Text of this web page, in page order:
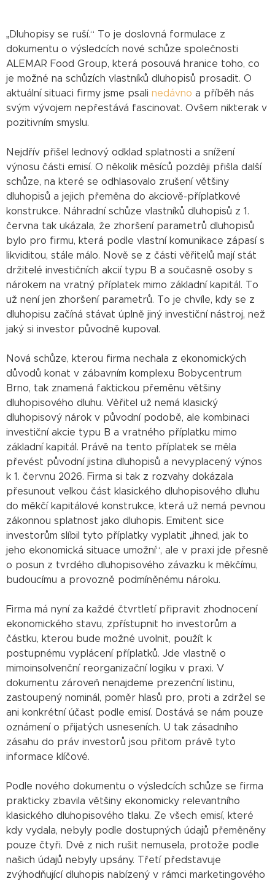
„Dluhopisy se ruší.“ To je doslovná formulace z
dokumentu o výsledcích nové schůze společnosti
ALEMAR Food Group, která posouvá hranice toho, co
je možné na schůzích vlastníků dluhopisů prosadit. O
aktuální situaci firmy jsme psali nedávno a příběh nás
svým vývojem nepřestává fascinovat. Ovšem nikterak v
pozitivním smyslu.
Nejdřív přišel lednový odklad splatnosti a snížení
výnosu části emisí. O několik měsíců později přišla další
schůze, na které se odhlasovalo zrušení většiny
dluhopisů a jejich přeměna do akciově-příplatkové
konstrukce. Náhradní schůze vlastníků dluhopisů z 1.
června tak ukázala, že zhoršení parametrů dluhopisů
bylo pro firmu, která podle vlastní komunikace zápasí s
likviditou, stále málo. Nově se z části věřitelů mají stát
držitelé investičních akcií typu B a současně osoby s
nárokem na vratný příplatek mimo základní kapitál. To
už není jen zhoršení parametrů. To je chvíle, kdy se z
dluhopisu začíná stávat úplně jiný investiční nástroj, než
jaký si investor původně kupoval.
Nová schůze, kterou firma nechala z ekonomických
důvodů konat v zábavním komplexu Bobycentrum
Brno, tak znamená faktickou přeměnu většiny
dluhopisového dluhu. Věřitel už nemá klasický
dluhopisový nárok v původní podobě, ale kombinaci
investiční akcie typu B a vratného příplatku mimo
základní kapitál. Právě na tento příplatek se měla
převést původní jistina dluhopisů a nevyplacený výnos
k 1. červnu 2026. Firma si tak z rozvahy dokázala
přesunout velkou část klasického dluhopisového dluhu
do měkčí kapitálové konstrukce, která už nemá pevnou
zákonnou splatnost jako dluhopis. Emitent sice
investorům slíbil tyto příplatky vyplatit „ihned, jak to
jeho ekonomická situace umožní“, ale v praxi jde přesně
o posun z tvrdého dluhopisového závazku k měkčímu,
budoucímu a provozně podmíněnému nároku.
Firma má nyní za každé čtvrtletí připravit zhodnocení
ekonomického stavu, zpřístupnit ho investorům a
částku, kterou bude možné uvolnit, použít k
postupnému vyplácení příplatků. Jde vlastně o
mimoinsolvenční reorganizační logiku v praxi. V
dokumentu zároveň nenajdeme prezenční listinu,
zastoupený nominál, poměr hlasů pro, proti a zdržel se
ani konkrétní účast podle emisí. Dostává se nám pouze
oznámení o přijatých usneseních. U tak zásadního
zásahu do práv investorů jsou přitom právě tyto
informace klíčové.
Podle nového dokumentu o výsledcích schůze se firma
prakticky zbavila většiny ekonomicky relevantního
klasického dluhopisového tlaku. Ze všech emisí, které
kdy vydala, nebyly podle dostupných údajů přeměněny
pouze čtyři. Dvě z nich rušit nemusela, protože podle
našich údajů nebyly upsány. Třetí představuje
zvýhodňující dluhopis nabízený v rámci marketingového